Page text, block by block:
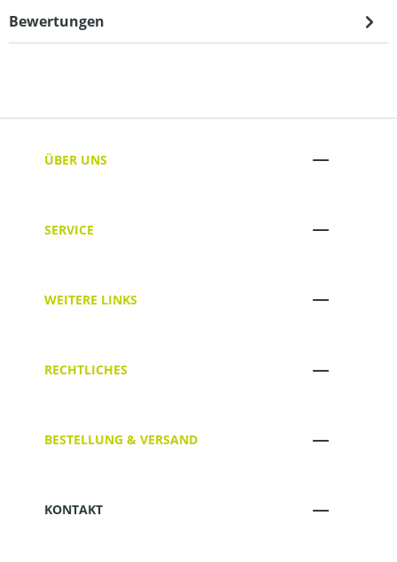
Bewertungen
ÜBER UNS
SERVICE
WEITERE LINKS
RECHTLICHES
BESTELLUNG & VERSAND
KONTAKT